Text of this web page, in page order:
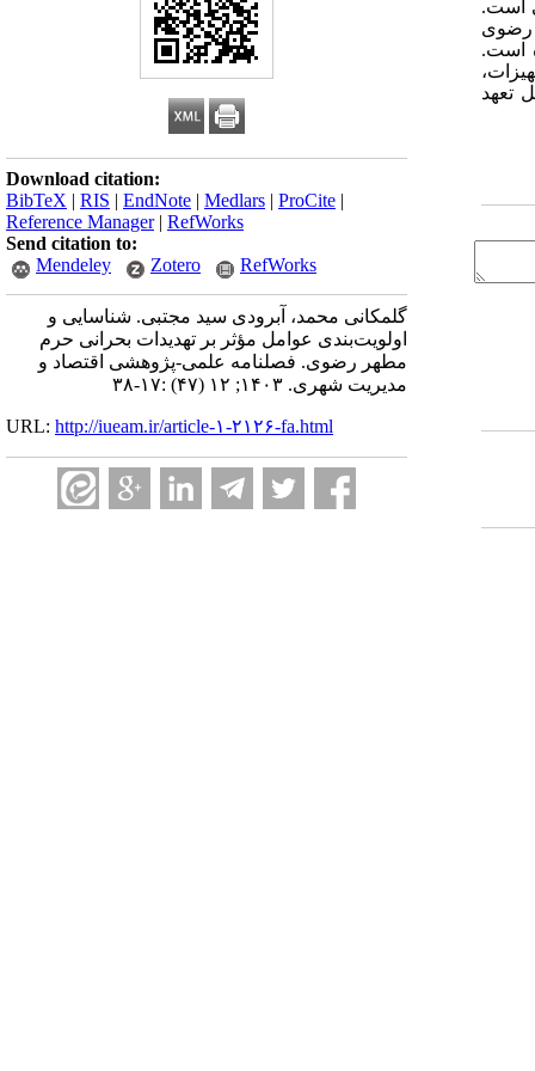
Download citation:
BibTeX | RIS | EndNote | Medlars | ProCite |
Reference Manager| RefWorks
Send citation to:
Mendeley
Zotero RefWorks
گلمکانی محمد، آبرودی سید مجتبی. شناسایی و
اولویت‌بندی عوامل مؤثر بر تهدیدات بحرانی حرم
مطهر رضوی. فصلنامه علمی-پژوهشی اقتصاد و
مدیریت شهری. ۱۴۰۳; ۱۲ (۴۷) :۱۷-۳۸
URL: http://iueam.ir/article-۱-۲۱۲۶-fa.html
است.
رضوی
است.
،
تعهد